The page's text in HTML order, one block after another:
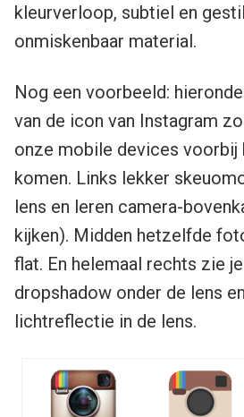
kleurverloop, subtiel en
onmiskenbaar material.
Nog een voorbeeld:
van de icon van Instagram
onze mobile devices voorbij
komen. Links lekker
lens en leren camera-
kijken). Midden hetzelfde
flat. En helemaal rechts zie
dropshadow onder de lens
lichtreflectie in de lens.